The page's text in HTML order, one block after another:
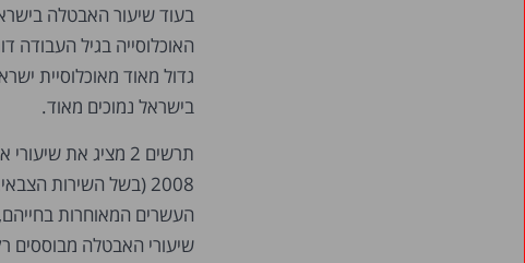
האוכלוסייה בגיל
גדול מאוד מאוכלוסיית
בישראל נמוכים מאוד.
2008 (בשל השירות
שיעורי האבטלה מבוססים